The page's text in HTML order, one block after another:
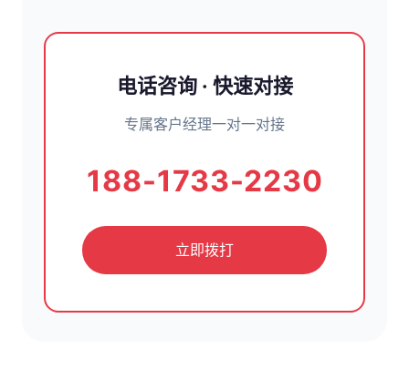
电话咨询 · 快速对接
专属客户经理一对一对接
188-1733-2230
立即拨打